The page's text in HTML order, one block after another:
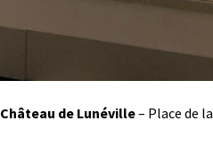
Château de Lunéville– Place de la